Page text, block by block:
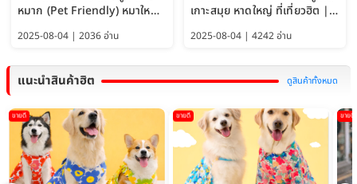
หมาก (Pet Friendly) หมาใหญ่
2025-08-04 | 2036 อ่าน
เกาะสมุย หาดใหญ่ ที่เที่ยวฮิต |
2569
2025-08-04 | 4242 อ่าน
แนะนำสินค้าฮิต ดูสินค้าทั้งหมด
ขายดี ขายดี ขายดี